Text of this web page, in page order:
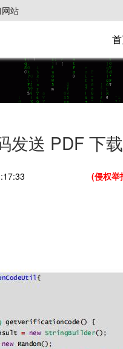
站
发送 PDF 下载
(侵权举